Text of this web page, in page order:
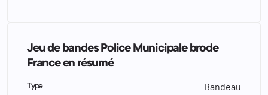
Jeu de bandes Police Municipale brode
France en résumé
Type Bandeau